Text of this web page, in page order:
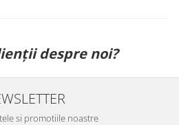
despre noi?
si promotiile noastre